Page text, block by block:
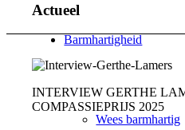
Barmhartigheid
Wees barmhartig
Actueel
INTERVIEW GERTHE
COMPASSIEPRIJS 2025